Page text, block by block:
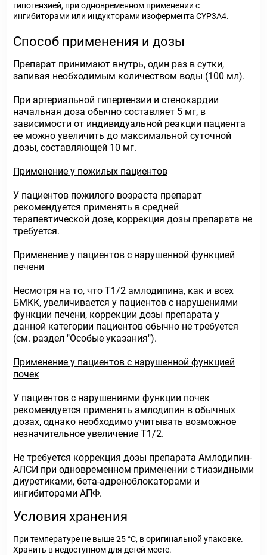
гипотензией, при одновременном применении с
ингибиторами или индукторами изофермента CYP3A4.
Способ применения и дозы
Препарат принимают внутрь, один раз в сутки,
запивая необходимым количеством воды (100 мл).
При артериальной гипертензии и стенокардии
начальная доза обычно составляет 5 мг, в
зависимости от индивидуальной реакции пациента
ее можно увеличить до максимальной суточной
дозы, составляющей 10 мг.
Применение у пожилых пациентов
У пациентов пожилого возраста препарат
рекомендуется применять в средней
терапевтической дозе, коррекция дозы препарата не
требуется.
Применение у пациентов с нарушенной функцией
печени
Несмотря на то, что Т1/2 амлодипина, как и всех
БМКК, увеличивается у пациентов с нарушениями
функции печени, коррекции дозы препарата у
данной категории пациентов обычно не требуется
(см. раздел "Особые указания").
Применение у пациентов с нарушенной функцией
почек
У пациентов с нарушениями функции почек
рекомендуется применять амлодипин в обычных
дозах, однако необходимо учитывать возможное
незначительное увеличение Т1/2.
Не требуется коррекция дозы препарата Амлодипин-
АЛСИ при одновременном применении с тиазидными
диуретиками, бета-адреноблокаторами и
ингибиторами АПФ.
Условия хранения
При температуре не выше 25 °С, в оригинальной упаковке.
Хранить в недоступном для детей месте.